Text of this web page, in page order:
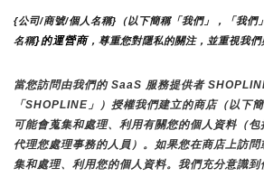
{公司/商號/個人名稱}（以下簡稱「我們」，「我們
名稱}的運營商，尊重您對隱私的關注，並重視我們
當您訪問由我們的 SaaS 服務提供者
「SHOPLINE」）授權我們建立的商店（以下
可能會蒐集和處理、利用有關您的個人資料（包
代理您處理事務的人員）。如果您在商店上訪
集和處理、利用您的個人資料。我們充分意識到